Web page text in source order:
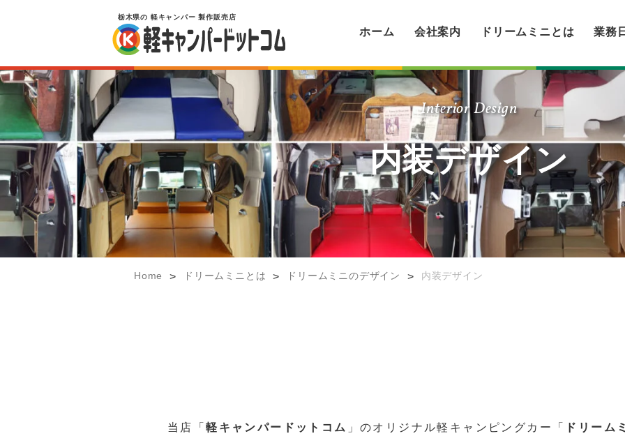
栃木県の 軽キャンパー 製作販売店
ホーム 会社案内 ドリームミニとは 業務
Interior Design
内装デザイン
Home > ドリームミニとは > ドリームミニのデザイン > 内装デザイン
当店「軽キャンパードットコム 」のオリジナル軽キャンピングカー「
ドリーム